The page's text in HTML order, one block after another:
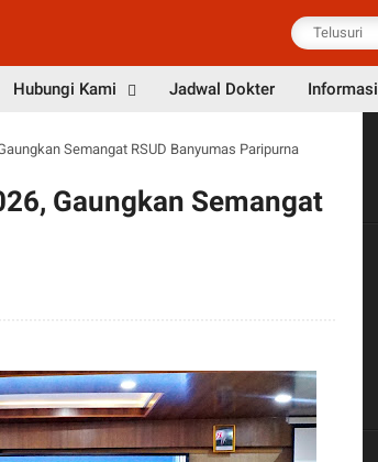
Hubungi Kami Jadwal Dokter Informasi
Semangat RSUD Banyumas Paripurna
Gaungkan Semangat